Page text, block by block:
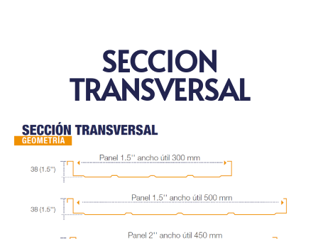
SECCION
TRANSVERSAL